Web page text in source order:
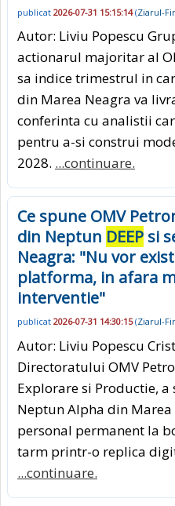
publicat 2026-07-31 15:15:14(Ziarul-
Autor: Liviu Popescu
actionarul majoritar al
sa indice trimestrul in
din Marea Neagra va
conferinta cu analistii
pentru a-si construi
2028. ...continuare.
Ce spune OMV
din Neptun DEEP si
Neagra: "Nu vor
platforma, in afara
interventie"
publicat 2026-07-31 14:30:15(Ziarul-
Autor: Liviu Popescu
Directoratului OMV
Explorare si Productie,
Neptun Alpha din
personal permanent la
tarm printr-o replica
...continuare.